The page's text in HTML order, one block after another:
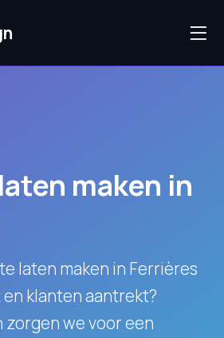
maken in
laten maken in Ferrières
klanten aantrekt?
zorgen we voor een